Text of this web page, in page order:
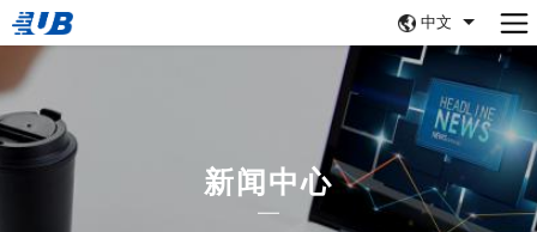
中文
新闻中心